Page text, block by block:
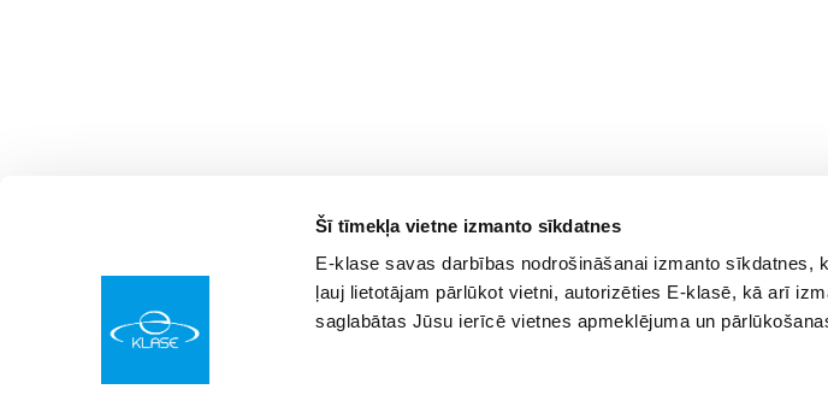
Šī tīmekļa vietne izmanto sīkdatnes
E-klase savas darbības nodrošināšanai izmanto sīkdatnes,
ļauj lietotājam pārlūkot vietni, autorizēties E-klasē, kā arī
saglabātas Jūsu ierīcē vietnes apmeklējuma un